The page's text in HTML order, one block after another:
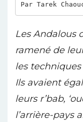
Par Tarek
Les Andalous
ramené de
les
Ils avaient
leurs r’bab,
l’arrière-pays